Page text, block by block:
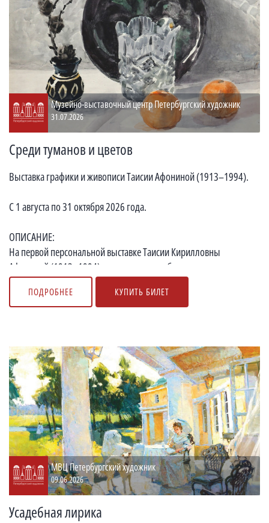
Музейно-выставочный центр Петербургский художник
31.07.2026
Среди туманов и цветов
Выставка графики и живописи Таисии Афониной (1913–1994).
С 1 августа по 31 октября 2026 года.
ОПИСАНИЕ:
На первой персональной выставке Таисии Кирилловны
Афониной (1913–1994) представлены работы, созданные не
по...
ПОДРОБНЕЕ КУПИТЬ БИЛЕТ
МВЦ Петербургский художник
09.06.2026
Усадебная лирика